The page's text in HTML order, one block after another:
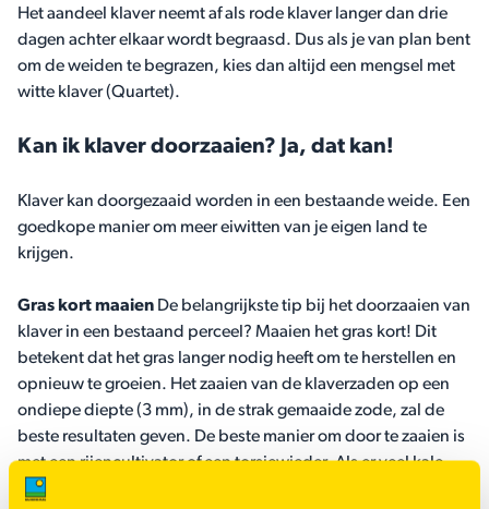
Het aandeel klaver neemt af als rode klaver langer dan drie
dagen achter elkaar wordt begraasd. Dus als je van plan bent
om de weiden te begrazen, kies dan altijd een mengsel met
witte klaver (Quartet).
Kan ik klaver doorzaaien? Ja, dat kan!
Klaver kan doorgezaaid worden in een bestaande weide. Een
goedkope manier om meer eiwitten van je eigen land te
krijgen.
Gras kort maaien De belangrijkste tip bij het doorzaaien van
klaver in een bestaand perceel? Maaien het gras kort! Dit
betekent dat het gras langer nodig heeft om te herstellen en
opnieuw te groeien. Het zaaien van de klaverzaden op een
ondiepe diepte (3 mm), in de strak gemaaide zode, zal de
beste resultaten geven. De beste manier om door te zaaien is
met een rijencultivator of een torsiewieder. Als er veel kale
plekken in de weide zijn, is het het beste om 10 kg graszaad